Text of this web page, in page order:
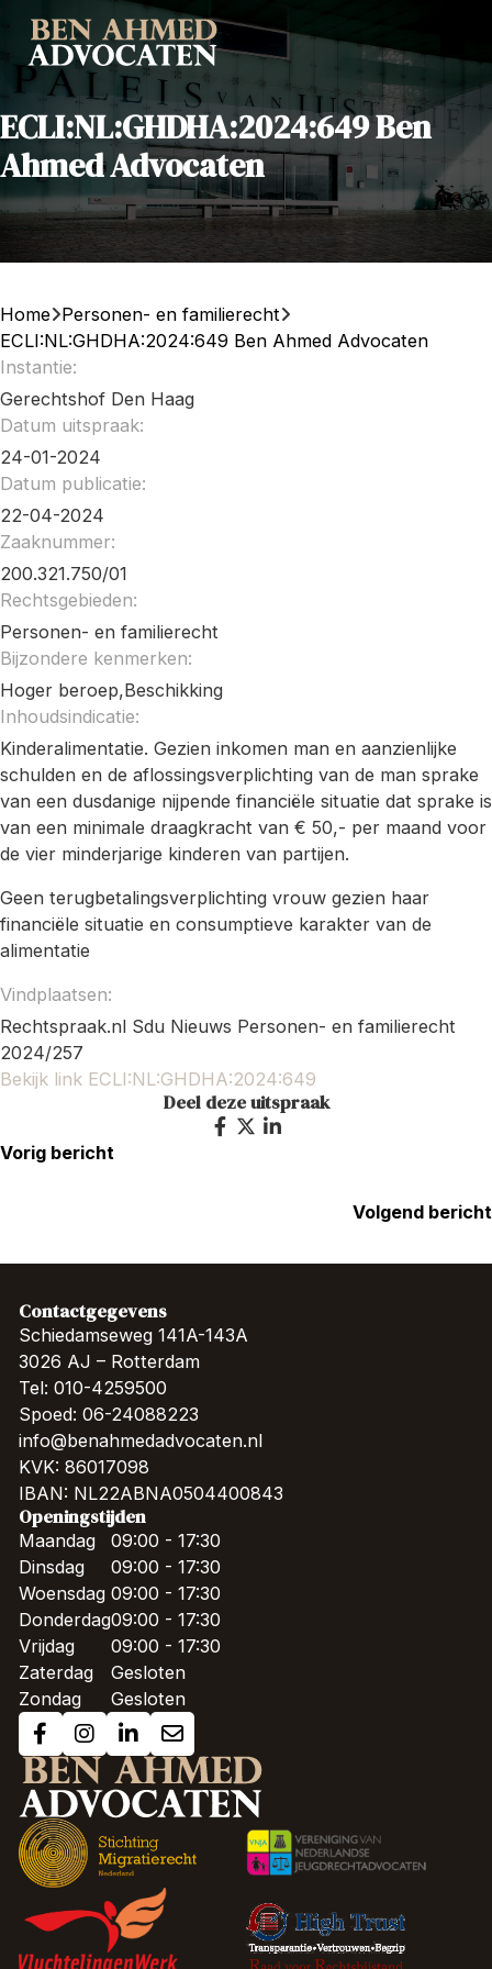
ECLI:NL:GHDHA:2024:649 Ben
Ahmed Advocaten
Home Personen- en familierecht
ECLI:NL:GHDHA:2024:649 Ben Ahmed Advocaten
Instantie:
Gerechtshof Den Haag
Datum uitspraak:
24-01-2024
Datum publicatie:
22-04-2024
Zaaknummer:
200.321.750/01
Rechtsgebieden:
Personen- en familierecht
Bijzondere kenmerken:
Hoger beroep,Beschikking
Inhoudsindicatie:
Kinderalimentatie. Gezien inkomen man en aanzienlijke
schulden en de aflossingsverplichting van de man sprake
van een dusdanige nijpende financiële situatie dat sprake is
van een minimale draagkracht van € 50,- per maand voor
de vier minderjarige kinderen van partijen.
Geen terugbetalingsverplichting vrouw gezien haar
financiële situatie en consumptieve karakter van de
alimentatie
Vindplaatsen:
Rechtspraak.nl Sdu Nieuws Personen- en familierecht
2024/257
Bekijk link ECLI:NL:GHDHA:2024:649
Deel deze uitspraak
Vorig bericht
Volgend bericht
Contactgegevens
Schiedamseweg 141A-143A
3026 AJ – Rotterdam
Tel: 010-4259500
Spoed: 06-24088223
info@benahmedadvocaten.nl
KVK: 86017098
IBAN: NL22ABNA0504400843
Openingstijden
Maandag
Dinsdag
Woensdag
Donderdag
Vrijdag
Zaterdag
Zondag
09:00 - 17:30
09:00 - 17:30
09:00 - 17:30
09:00 - 17:30
09:00 - 17:30
Gesloten
Gesloten